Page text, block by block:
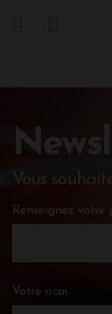
Vous
Renseignez votre
Votre nom